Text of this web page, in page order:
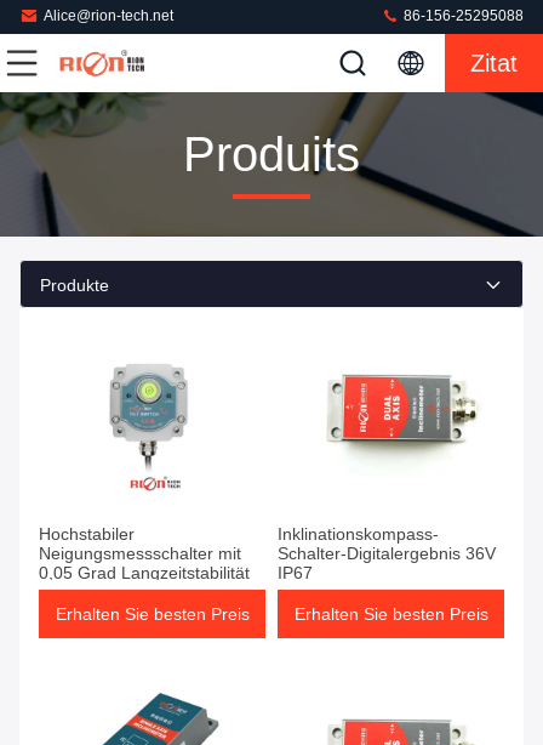
Alice@rion-tech.net 86-156-25295088
Zitat
Produits
Produkte
Hochstabiler
Neigungsmessschalter mit
0,05 Grad Langzeitstabilität
Erhalten Sie besten Preis
Inklinationskompass-
Schalter-Digitalergebnis 36V
IP67
Erhalten Sie besten Preis